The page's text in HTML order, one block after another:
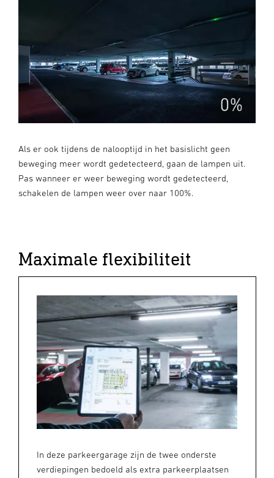
Als er ook tijdens de nalooptijd in het basislicht geen
beweging meer wordt gedetecteerd, gaan de lampen uit.
Pas wanneer er weer beweging wordt gedetecteerd,
schakelen de lampen weer over naar 100%.
Maximale flexibiliteit
In deze parkeergarage zijn de twee onderste
verdiepingen bedoeld als extra parkeerplaatsen